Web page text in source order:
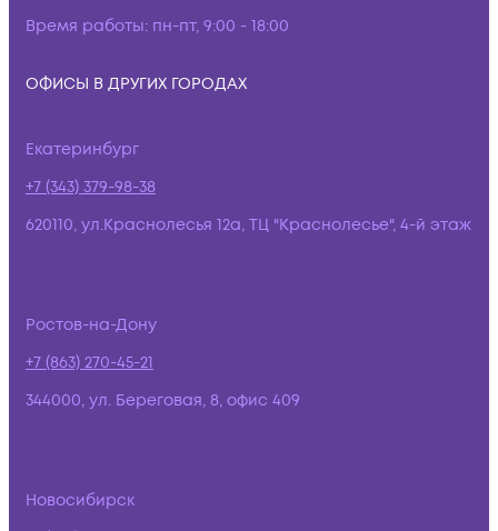
Время работы: пн-пт, 9:00 - 18:00
ОФИСЫ В ДРУГИХ ГОРОДАХ
Екатеринбург
+7 (343) 379-98-38
620110, ул.Краснолесья 12а, ТЦ "Краснолесье", 4-й этаж
Ростов-на-Дону
+7 (863) 270-45-21
344000, ул. Береговая, 8, офис 409
Новосибирск